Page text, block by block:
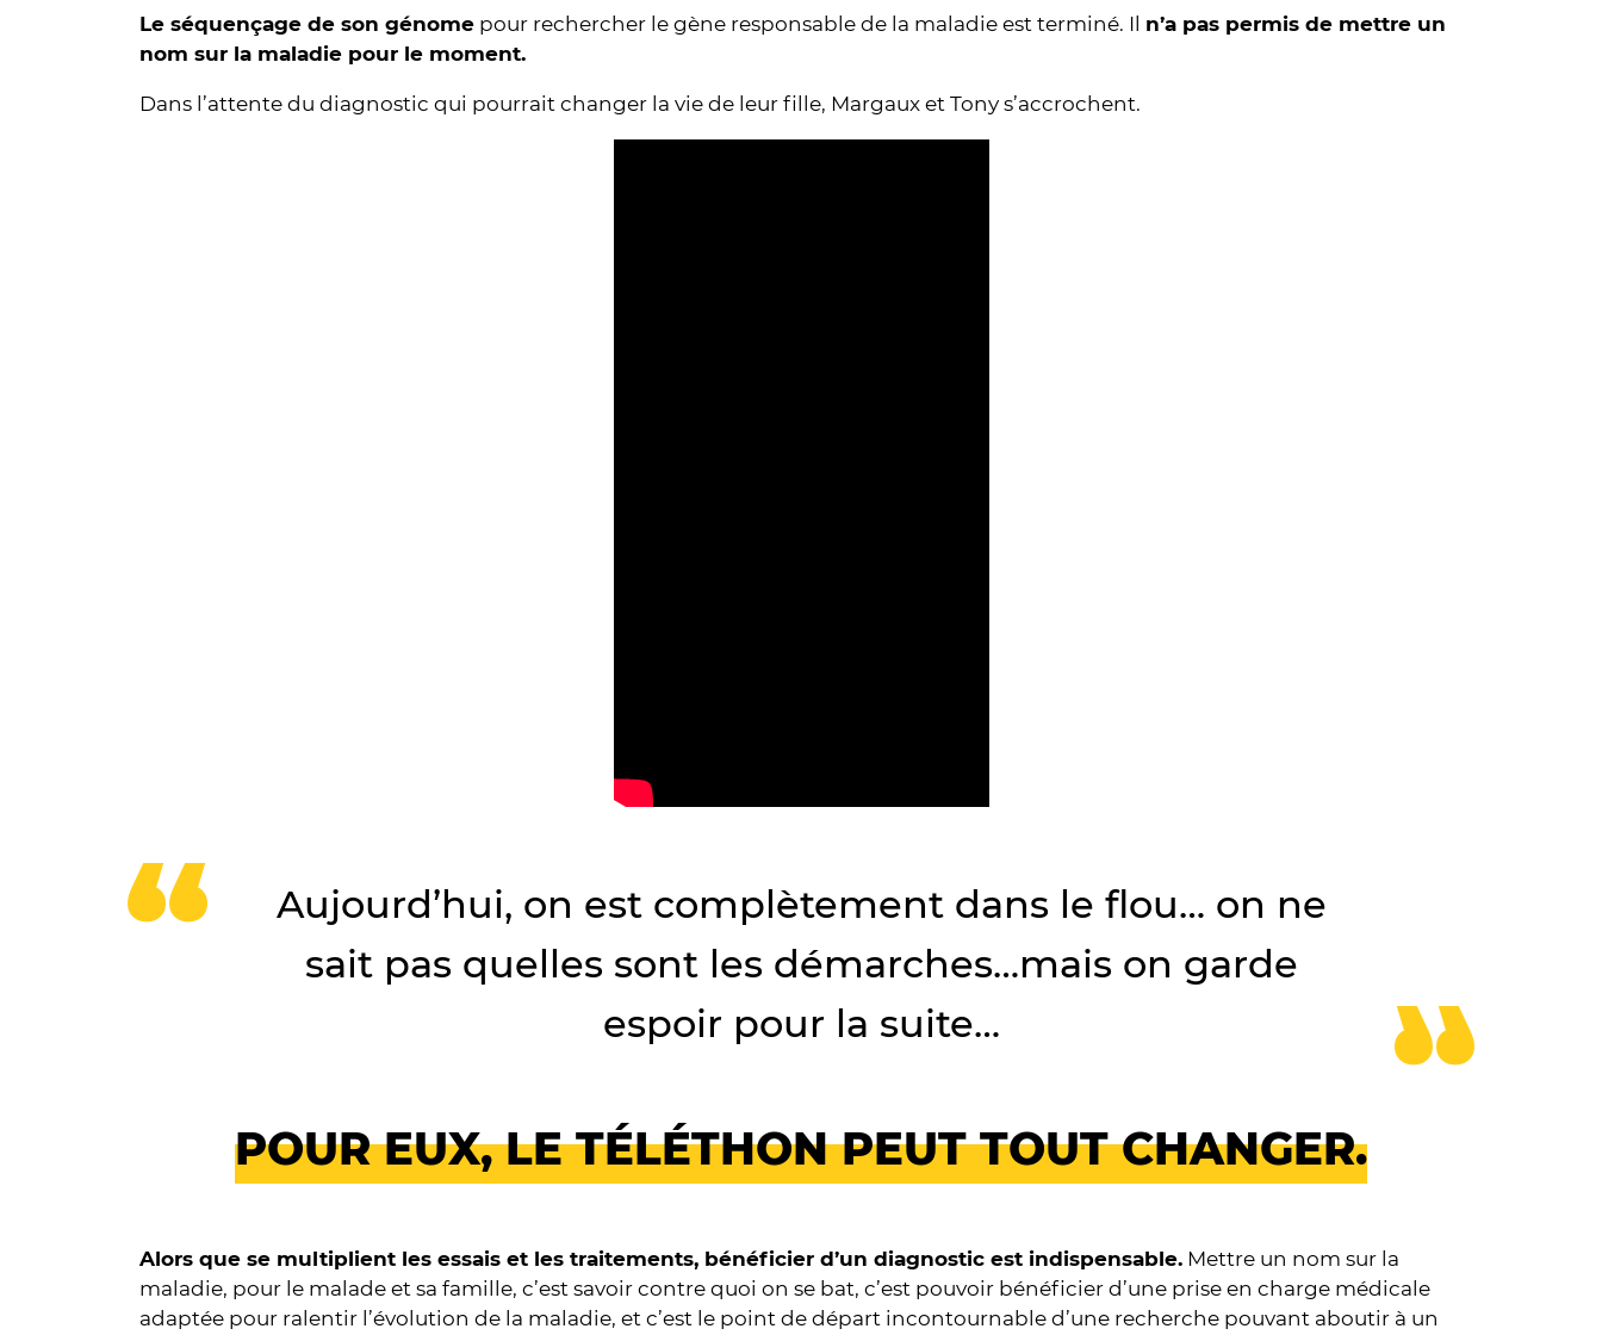
Le séquençage de son génome pour rechercher le gène responsable de la maladie est terminé. Il n’a pas permis de mettre un
nom sur la maladie pour le moment.
Dans l’attente du diagnostic qui pourrait changer la vie de leur fille, Margaux et Tony s’accrochent.
Aujourd’hui, on est complètement dans le flou… on ne
sait pas quelles sont les démarches…mais on garde
espoir pour la suite…
POUR EUX, LE TÉLÉTHON PEUT TOUT CHANGER.
Alors que se multiplient les essais et les traitements, bénéficier d’un diagnostic est indispensable. Mettre un nom sur la
maladie, pour le malade et sa famille, c’est savoir contre quoi on se bat, c’est pouvoir bénéficier d’une prise en charge médicale
adaptée pour ralentir l’évolution de la maladie, et c’est le point de départ incontournable d’une recherche pouvant aboutir à un